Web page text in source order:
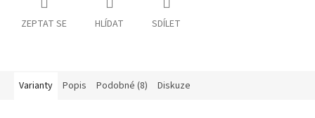
ZEPTAT SE HLÍDAT SDÍLET
Varianty Popis Podobné (8) Diskuze